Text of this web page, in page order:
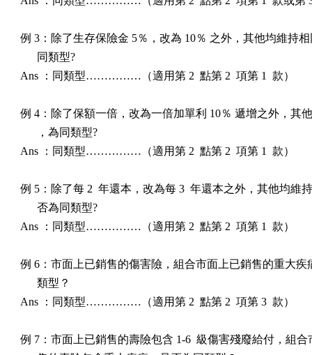
例 3：除了生存保險金 5％，改為 10％ 之外，其他均維持
      同類型?
Ans ：同類型……………（適用第 2  點第 2  項第 1  款）
例 4：除了保額一倍，改為一倍加單利 10％ 遞增之外，其
      ，為同類型?
Ans ：同類型……………（適用第 2  點第 2  項第 1  款）
例 5：除了每 2  年還本，改為每 3  年還本之外，其他均維
      否為同類型?
Ans ：同類型……………（適用第 2  點第 2  項第 1  款）
例 6：市面上已銷售的傷害險，組合市面上已銷售的重大疾
      類型？
Ans ：同類型……………（適用第 2  點第 2  項第 3  款）
例 7：市面上已銷售的壽險包含 1-6  級傷害殘廢給付，組合